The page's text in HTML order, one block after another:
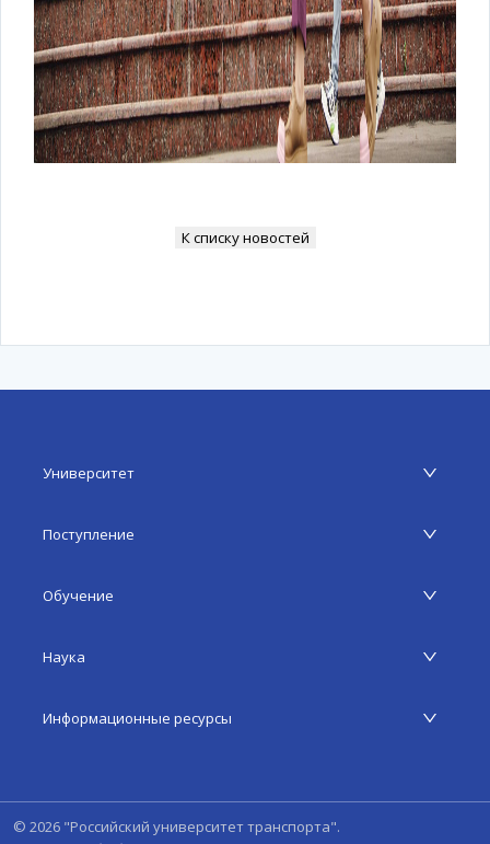
К списку новостей
Университет
Поступление
Обучение
Наука
Информационные ресурсы
© 2026 "Российский университет транспорта".